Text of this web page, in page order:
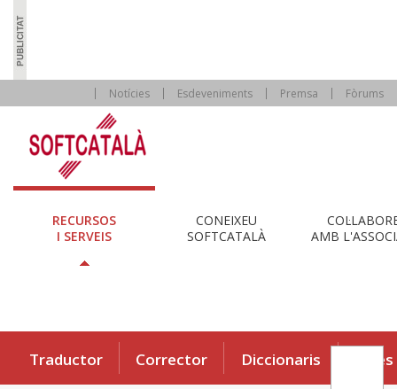
Notícies Esdeveniments Premsa Fòrums
RECURSOS
I SERVEIS
CONEIXEU
SOFTCATALÀ
AMB
Traductor Corrector Diccionaris Eines